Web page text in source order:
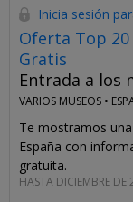
Inicia sesión
Oferta Top 20
Gratis
Entrada a los
VARIOS MUSEOS •
Te mostramos
España con
gratuita.
HASTA DICIEMBRE DE